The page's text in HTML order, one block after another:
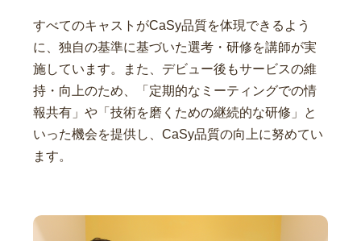
すべてのキャストがCaSy品質を体現できるよう
に、独自の基準に基づいた選考・研修を講師が実
施しています。また、デビュー後もサービスの維
持・向上のため、「定期的なミーティングでの情
報共有」や「技術を磨くための継続的な研修」と
いった機会を提供し、CaSy品質の向上に努めてい
ます。